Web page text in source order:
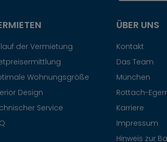
der Vermietung
Wohnungsgröße
Design
Service
ÜBER UNS
Kontakt
Das Team
München
Rottach-
Karriere
Impressum
Hinweis zur